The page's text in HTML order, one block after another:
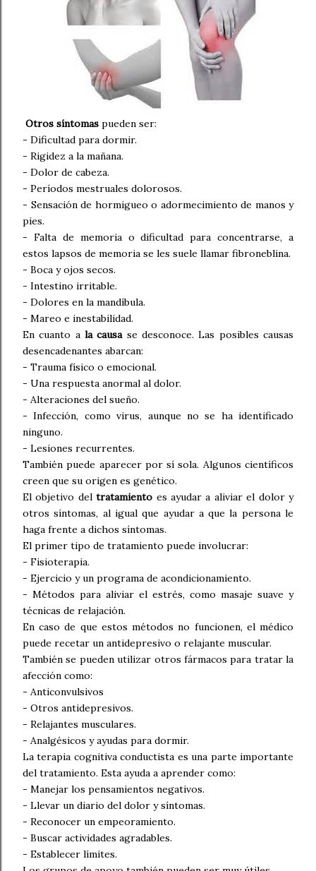
Otros síntomas pueden ser:
- Dificultad para dormir.
- Rigidez a la mañana.
- Dolor de cabeza.
- Períodos mestruales dolorosos.
- Sensación de hormigueo o adormecimiento de manos y
pies.
- Falta de memoria o dificultad para concentrarse, a
estos lapsos de memoria se les suele llamar fibroneblina.
- Boca y ojos secos.
- Intestino irritable.
- Dolores en la mandíbula.
- Mareo e inestabilidad.
En cuanto ala causase desconoce. Las posibles causas
desencadenantes abarcan:
- Trauma físico o emocional.
- Una respuesta anormal al dolor.
- Alteraciones del sueño.
- Infección, como virus, aunque no se ha identificado
ninguno.
- Lesiones recurrentes.
También puede aparecer por sí sola. Algunos científicos
creen que su origen es genético.
El objetivo deltratamiento es ayudar a aliviar el dolor y
otros síntomas, al igual que ayudar a que la persona le
haga frente a dichos síntomas.
El primer tipo de tratamiento puede involucrar:
- Fisioterapia.
- Ejercicio y un programa de acondicionamiento.
- Métodos para aliviar el estrés, como masaje suave y
técnicas de relajación.
En caso de que estos métodos no funcionen, el médico
puede recetar un antidepresivo o relajante muscular.
También se pueden utilizar otros fármacos para tratar la
afección como:
- Anticonvulsivos
- Otros antidepresivos.
- Relajantes musculares.
- Analgésicos y ayudas para dormir.
La terapia cognitiva conductista es una parte importante
del tratamiento. Esta ayuda a aprender como:
- Manejar los pensamientos negativos.
- Llevar un diario del dolor y síntomas.
- Reconocer un empeoramiento.
- Buscar actividades agradables.
- Establecer límites.